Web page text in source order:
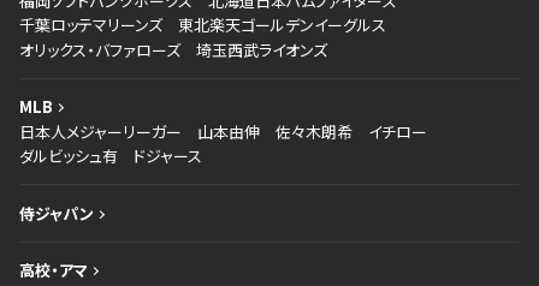
千葉ロッテマリーンズ
東北楽天ゴールデンイーグルス
オリックス・バファローズ
埼玉西武ライオンズ
MLB
日本人メジャーリーガー
山本由伸 佐々木朗希
イチロー
ダルビッシュ有
ドジャース
侍ジャパン
高校・アマ